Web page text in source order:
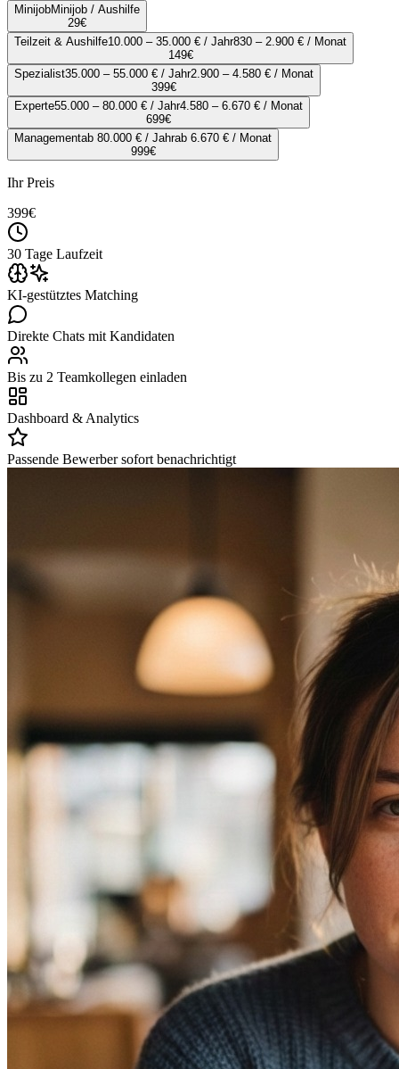
MinijobMinijob / Aushilfe
29€
Teilzeit & Aushilfe10.000 – 35.000 € / Jahr830 – 2.900 € / Monat
149€
Spezialist35.000 – 55.000 € / Jahr2.900 – 4.580 € / Monat
399€
Experte55.000 – 80.000 € / Jahr4.580 – 6.670 € / Monat
699€
Managementab 80.000 € / Jahrab 6.670 € / Monat
999€
Ihr Preis
399€
30 Tage Laufzeit
KI-gestütztes Matching
Direkte Chats mit Kandidaten
Bis zu 2 Teamkollegen einladen
Dashboard & Analytics
Passende Bewerber sofort benachrichtigt